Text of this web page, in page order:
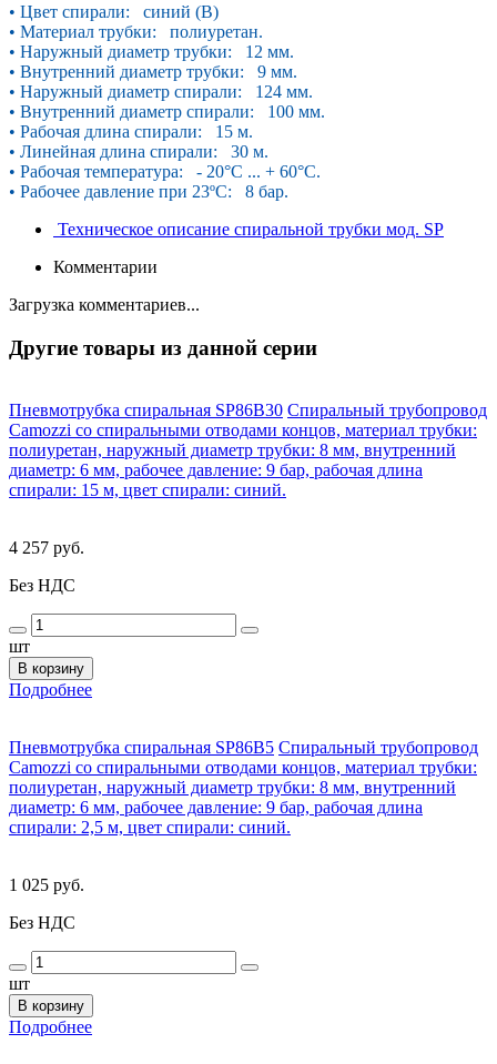
• Цвет спирали: синий (B)
• Материал трубки: полиуретан.
• Наружный диаметр трубки: 12 мм.
• Внутренний диаметр трубки: 9 мм.
• Наружный диаметр спирали: 124 мм.
• Внутренний диаметр спирали: 100 мм.
• Рабочая длина спирали: 15 м.
• Линейная длина спирали: 30 м.
• Рабочая температура: - 20°С ... + 60°С.
• Рабочее давление при 23ºС: 8 бар.
Техническое описание спиральной трубки мод. SP
Комментарии
Загрузка комментариев...
Другие товары из данной серии
Пневмотрубка спиральная SP86B30 Спиральный трубопровод
Camozzi со спиральными отводами концов, материал трубки:
полиуретан, наружный диаметр трубки: 8 мм, внутренний
диаметр: 6 мм, рабочее давление: 9 бар, рабочая длина
спирали: 15 м, цвет спирали: синий.
4 257 руб.
Без НДС
шт
В корзину
Подробнее
Пневмотрубка спиральная SP86B5 Спиральный трубопровод
Camozzi со спиральными отводами концов, материал трубки:
полиуретан, наружный диаметр трубки: 8 мм, внутренний
диаметр: 6 мм, рабочее давление: 9 бар, рабочая длина
спирали: 2,5 м, цвет спирали: синий.
1 025 руб.
Без НДС
шт
В корзину
Подробнее